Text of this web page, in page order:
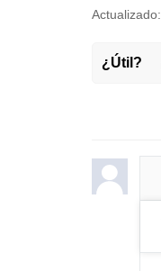
Actualizado:
¿Útil?